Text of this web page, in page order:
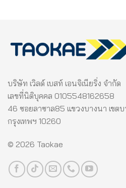
บริษัท เวิลด์ เบสท์ เอนจิเนียริ่ง จำกัด
เลขที่นิติบุคคล 0105548162658
46 ซอยลาซาล85 แขวงบางนา เขต
กรุงเทพฯ 10260
© 2026 Taokae